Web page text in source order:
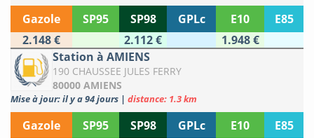
Gazole SP95 SP98 GPLc E10
E85
2.148 €
2.112 €
1.948 €
Station à AMIENS
190 CHAUSSEE JULES FERRY
80000 AMIENS
Mise à jour: il y a 94 jours | distance: 1.3 km
Gazole SP95 SP98 GPLc E10
E85